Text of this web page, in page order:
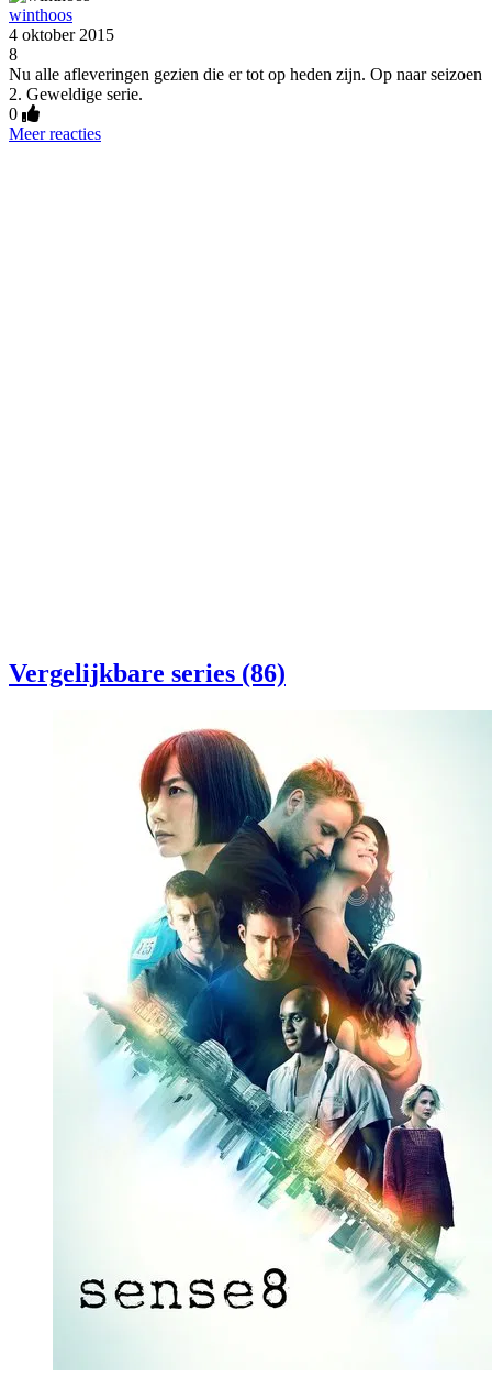
winthoos
4 oktober 2015
8
Nu alle afleveringen gezien die er tot op heden zijn. Op naar seizoen
2. Geweldige serie.
0
Meer reacties
Vergelijkbare series (86)